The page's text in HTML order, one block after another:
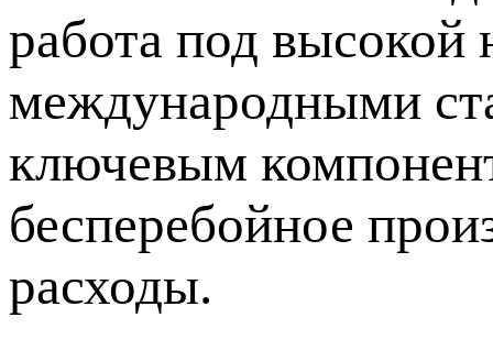
работа под высокой
международными
ключевым
бесперебойное
расходы.